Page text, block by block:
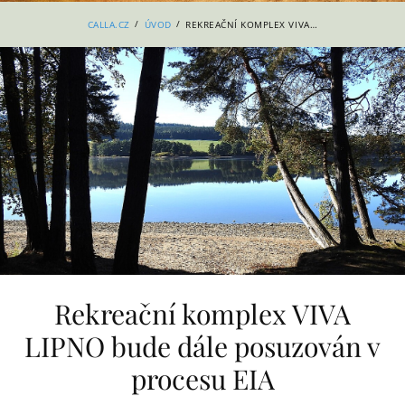
CALLA.CZ / ÚVOD / REKREAČNÍ KOMPLEX VIVA LIPNO BUDE DÁLE POSUZOVÁN V PROCESU EIA
Rekreační komplex VIVA
LIPNO bude dále posuzován v
procesu EIA